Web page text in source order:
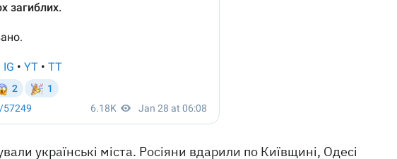
українські міста. Росіяни вдарили по Київщині, Одесі